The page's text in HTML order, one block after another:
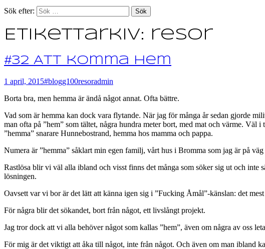
Sök efter:
Etikettarkiv: resor
#32 Att komma hem
1 april, 2015#blogg100resoradmin
Borta bra, men hemma är ändå något annat. Ofta bättre.
Vad som är hemma kan dock vara flytande. När jag för många år sedan gjorde
man ofta på ”hem” som tältet, några hundra meter bort, med mat och värme.
”hemma” snarare Hunnebostrand, hemma hos mamma och pappa.
Numera är ”hemma” såklart min egen familj, vårt hus i Bromma som jag är på
Rastlösa blir vi väl alla ibland och visst finns det många som söker sig ut och
lösningen.
Oavsett var vi bor är det lätt att känna igen sig i ”Fucking Åmål”-känslan: det mest
För några blir det sökandet, bort från något, ett livslångt projekt.
Jag tror dock att vi alla behöver något som kallas ”hem”, även om några av oss
För mig är det viktigt att åka till något, inte från något. Och även om man ibland